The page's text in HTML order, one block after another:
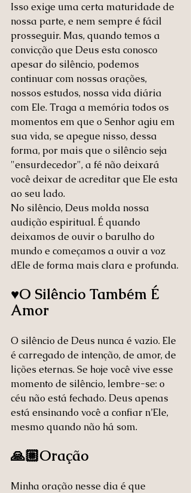
Isso exige uma certa maturidade de
nossa parte, e nem sempre é fácil
prosseguir. Mas, quando temos a
convicção que Deus esta conosco
apesar do silêncio, podemos
continuar com nossas orações,
nossos estudos, nossa vida diária
com Ele. Traga a memória todos os
momentos em que o Senhor agiu em
sua vida, se apegue nisso, dessa
forma, por mais que o silêncio seja
"ensurdecedor", a fé não deixará
você deixar de acreditar que Ele esta
ao seu lado.
No silêncio, Deus molda nossa
audição espiritual. É quando
deixamos de ouvir o barulho do
mundo e começamos a ouvir a voz
dEle de forma mais clara e profunda.
♥️O Silêncio Também É
Amor
O silêncio de Deus nunca é vazio. Ele
é carregado de intenção, de amor, de
lições eternas. Se hoje você vive esse
momento de silêncio, lembre-se: o
céu não está fechado. Deus apenas
está ensinando você a confiar n’Ele,
mesmo quando não há som.
🙏🏼Oração
Minha oração nesse dia é que